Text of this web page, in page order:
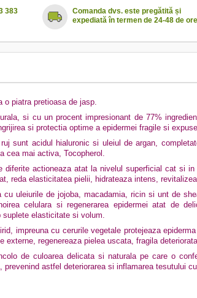
383
Comanda dvs. este pregătită și
expediată în termen de 24-48 de ore
o piatra pretioasa de jasp.
si cu un procent impresionant de 77%
si protectia optime a epidermei fragile si
sunt acidul hialuronic si uleiul de argan,
cea mai activa, Tocopherol.
diferiteactioneaza atat lanivelul superficial cat si
reda elasticitatea pielii, hidrateaza intens,
cu uleiurile de jojoba, macadamia, ricin si unt de
celulara si regenerarea epidermei atat de
elasticitate si volum.
impreuna cu cerurile vegetale protejeaza
externe, regenereaza pielea uscata, fragila
de culoarea delicata si naturala pe care o
astfel deteriorarea si inflamarea tesutului